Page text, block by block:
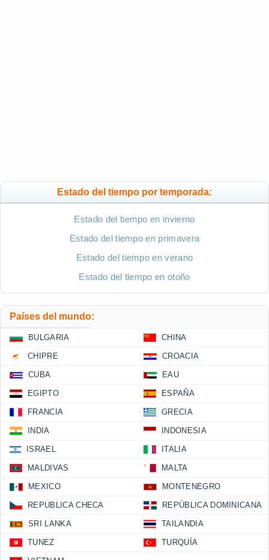
Estado del tiempo por temporada:
Estado del tiempo en invierno
Estado del tiempo en primavera
Estado del tiempo en verano
Estado del tiempo en otoño
Países del mundo:
BULGARIA CHINA
CHIPRE CROACIA
CUBA EAU
EGIPTO ESPAÑA
FRANCIA GRECIA
INDIA INDONESIA
ISRAEL ITALIA
MALDIVAS MALTA
MEXICO MONTENEGRO
REPUBLICA CHECA REPÚBLICA DOMINICANA
SRI LANKA TAILANDIA
TUNEZ TURQUÍA